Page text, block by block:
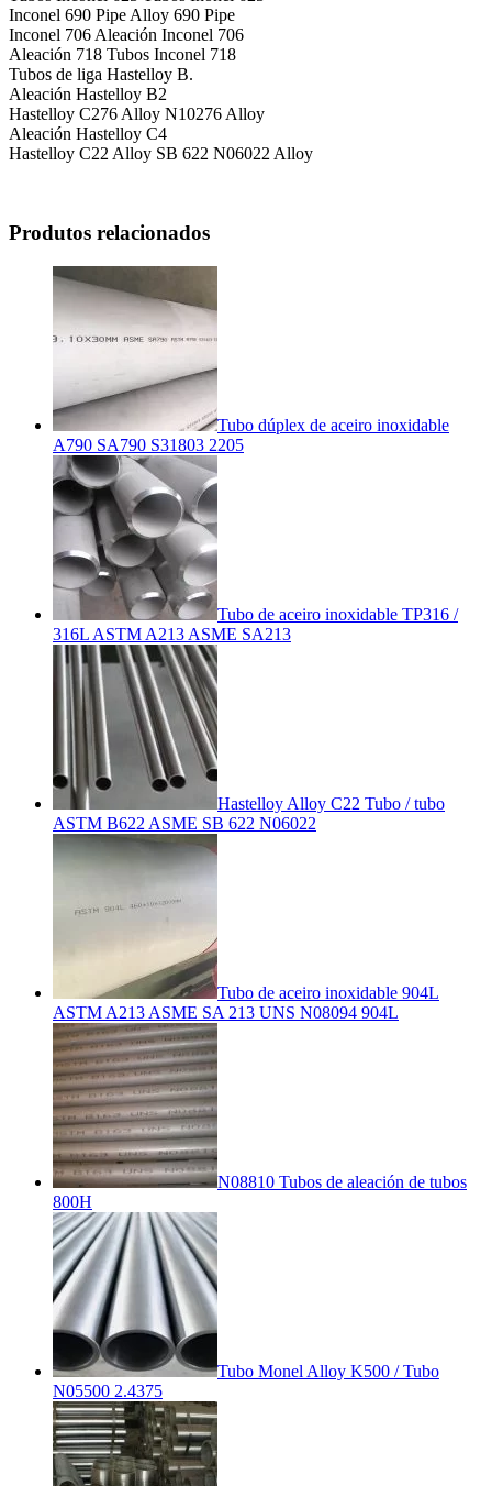
Inconel 690 Pipe Alloy 690 Pipe
Inconel 706 Aleación Inconel 706
Aleación 718 Tubos Inconel 718
Tubos de liga Hastelloy B.
Aleación Hastelloy B2
Hastelloy C276 Alloy N10276 Alloy
Aleación Hastelloy C4
Hastelloy C22 Alloy SB 622 N06022 Alloy
Produtos relacionados
Tubo dúplex de aceiro inoxidable
A790 SA790 S31803 2205
Tubo de aceiro inoxidable TP316 /
316L ASTM A213 ASME SA213
Hastelloy Alloy C22 Tubo / tubo
ASTM B622 ASME SB 622 N06022
Tubo de aceiro inoxidable 904L
ASTM A213 ASME SA 213 UNS N08094 904L
N08810 Tubos de aleación de tubos
800H
Tubo Monel Alloy K500 / Tubo
N05500 2.4375